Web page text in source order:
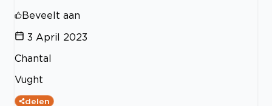
Beveelt aan
3 April 2023
Chantal
Vught
delen